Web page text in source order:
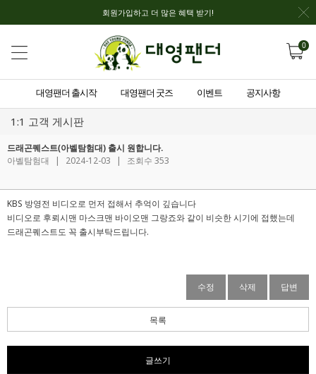
회원가입하고 더 많은 혜택 받기!
0
대영팬더 출시작 대영팬더 굿즈 이벤트 공지사항
1:1 고객 게시판
드래곤퀘스트(아벨탐험대) 출시 원합니다.
아벨탐험대
| 2024-12-03 | 조회수 353
KBS 방영전 비디오로 먼저 접해서 추억이 깊습니다
비디오로 후뢰시맨 마스크맨 바이오맨 그랑죠와 같이 비슷한 시기에 접했는데
드래곤퀘스트도 꼭 출시부탁드립니다.
수정 삭제 답변
목록
글쓰기